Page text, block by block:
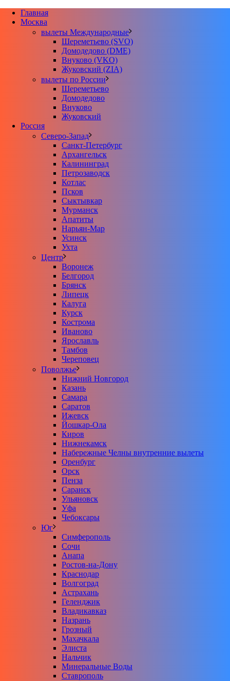
Главная
Москва
вылеты Международные
Шереметьево (SVO)
Домодедово (DME)
Внуково (VKO)
Жуковский (ZIA)
вылеты по России
Шереметьево
Домодедово
Внуково
Жуковский
Россия
Северо-Запад
Санкт-Петербург
Архангельск
Калининград
Петрозаводск
Котлас
Псков
Сыктывкар
Мурманск
Апатиты
Нарьян-Мар
Усинск
Ухта
Центр
Воронеж
Белгород
Брянск
Липецк
Калуга
Курск
Кострома
Иваново
Ярославль
Тамбов
Череповец
Поволжье
Нижний Новгород
Казань
Самара
Саратов
Ижевск
Йошкар-Ола
Киров
Нижнекамск
Набережные Челны внутренние вылеты
Оренбург
Орск
Пенза
Саранск
Ульяновск
Уфа
Чебоксары
Юг
Симферополь
Сочи
Анапа
Ростов-на-Дону
Краснодар
Волгоград
Астрахань
Геленджик
Владикавказ
Назрань
Грозный
Махачкала
Элиста
Нальчик
Минеральные Воды
Ставрополь